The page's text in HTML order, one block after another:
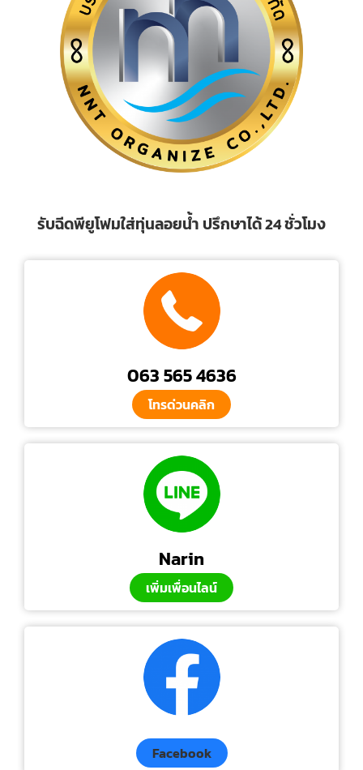
รับฉีดพียูโฟมใส่ทุ่นลอยน้ำ ปรึกษาได้ 24 ชั่วโมง
063 565 4636
โทรด่วนคลิก
Narin
เพิ่มเพื่อนไลน์
Facebook